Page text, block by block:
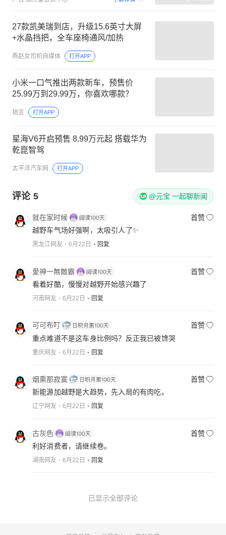
27款凯美瑞到店，升级15.6英寸大屏
+水晶挡把，全车座椅通风/加热
燕赵女司机自媒体 打开APP
小米一口气推出两款新车，预售价
25.99万到29.99万，你喜欢哪款？
拙言 打开APP
星海V6开启预售 8.99万元起 搭载华为
乾崑智驾
太平洋汽车网 打开APP
评论 5 @元宝 一起聊新闻
就在家时候
首赞
越野车气场好强啊，太吸引人了✨
黑龙江网友 6月22日 回复
愛神一無敵霸
首赞
看着好酷，慢慢对越野开始感兴趣了
河南网友 6月22日 回复
可可布叮
首赞
重点难道不是这车身比例吗？反正我已被馋哭
重庆网友 6月22日 回复
烟熏那寂寞
首赞
新能源加越野是大趋势，先入局的有肉吃。
辽宁网友 6月22日 回复
古灰色
首赞
利好消费者，请继续卷。
湖南网友 6月22日 回复
已显示全部评论